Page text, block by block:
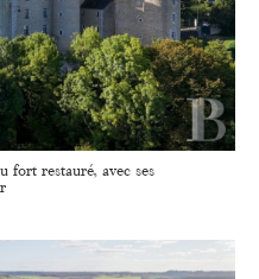
fort restauré, avec ses